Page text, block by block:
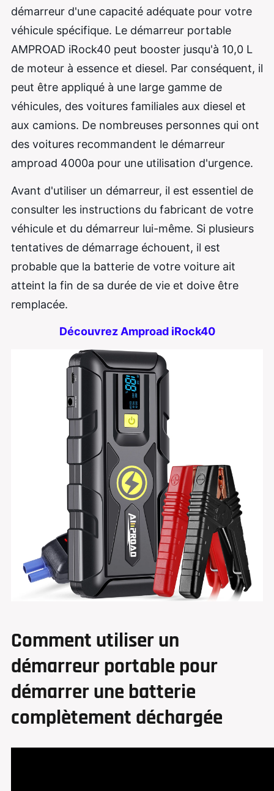
démarreur d'une capacité adéquate pour votre
véhicule spécifique. Le démarreur portable
AMPROAD iRock40 peut booster jusqu'à 10,0 L
de moteur à essence et diesel. Par conséquent, il
peut être appliqué à une large gamme de
véhicules, des voitures familiales aux diesel et
aux camions. De nombreuses personnes qui ont
des voitures recommandent le démarreur
amproad 4000a pour une utilisation d'urgence.
Avant d'utiliser un démarreur, il est essentiel de
consulter les instructions du fabricant de votre
véhicule et du démarreur lui-même. Si plusieurs
tentatives de démarrage échouent, il est
probable que la batterie de votre voiture ait
atteint la fin de sa durée de vie et doive être
remplacée.
Découvrez Amproad iRock40
Comment utiliser un
démarreur portable pour
démarrer une batterie
complètement déchargée